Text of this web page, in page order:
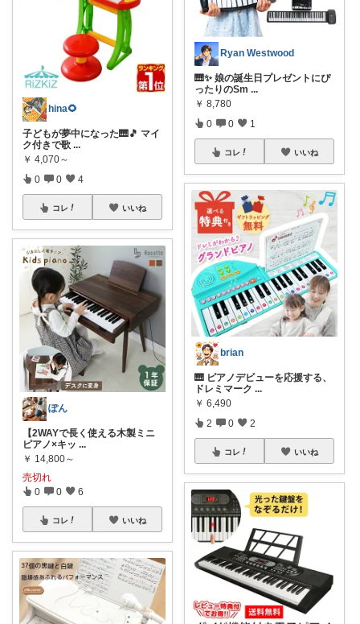
hina🌻
子どもが夢中になった🎹🎵 マイ
ク付きで歌 ...
￥ 4,070～
0 0 4
コレ いいね
ぽん
【2WAYで長く使える木製ミニ
ピアノ×キッ ...
￥ 14,800～
売切れ
0 0 6
コレ いいね
Ryan Westwood
🎹✨ 娘の誕生日プレゼントにぴ
ったりのSm ...
￥ 8,780
0 0 1
コレ いいね
brian
🎹 ピアノデビューを応援する、
ドレミマーク ...
￥ 6,490
2 0 2
コレ いいね